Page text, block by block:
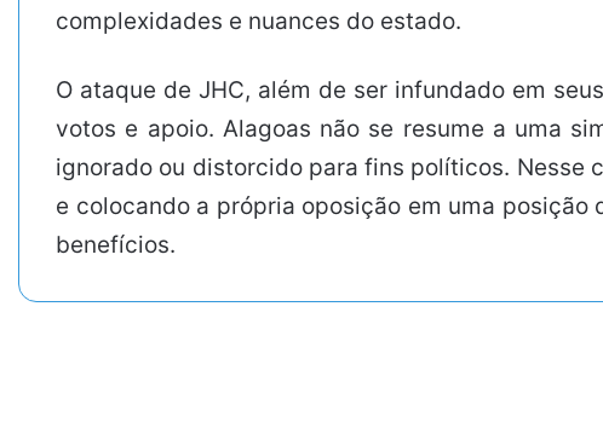
complexidades e nuances do estado.
O ataque de JHC, além de ser infundado em
votos e apoio. Alagoas não se resume a uma
ignorado ou distorcido para fins políticos. Nesse
e colocando a própria oposição em uma
benefícios.